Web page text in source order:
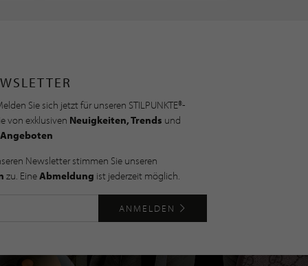
Sie sich jetzt für unseren STILPUNKTE®-
von exklusiven Neuigkeiten, Trends und
Angeboten
Newsletter stimmen Sie unseren
zu. EineAbmeldung ist jederzeit möglich.
ANMELDEN